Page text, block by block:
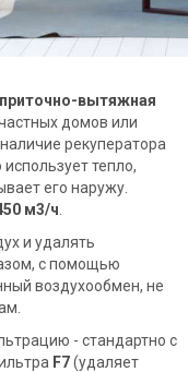
вытяжная
домов или
рекуператора
тепло,
его наружу.
м3/ч
и удалять
с помощью
воздухообмен, не
- стандартно с
F7(удаляет